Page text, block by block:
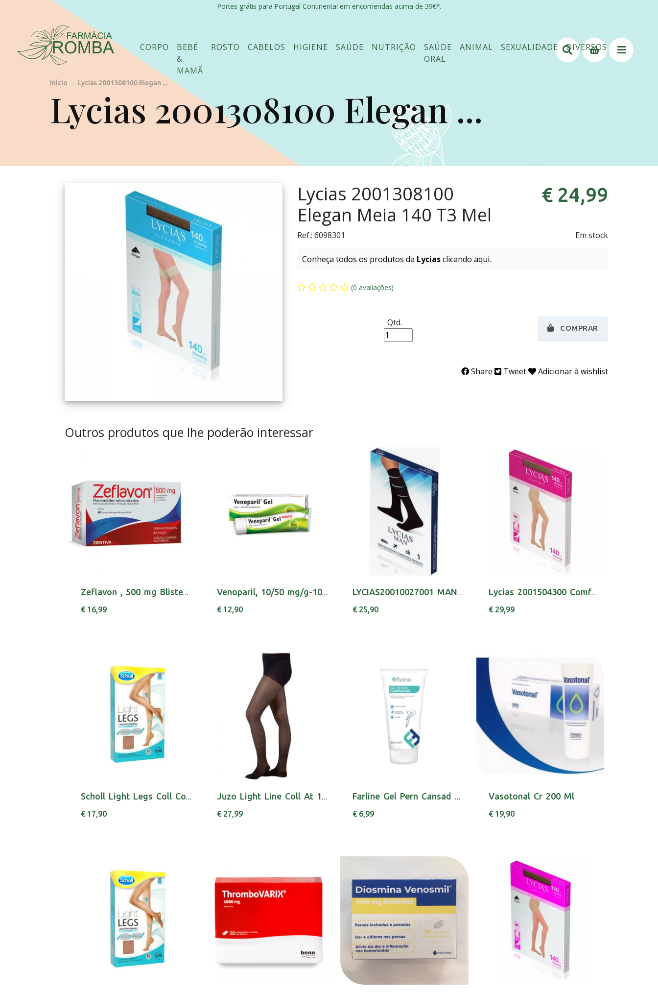
Portes grátis para Portugal Continental em encomendas acima de 39€*.
CORPO
BEBÉ
&
MAMÃ
ROSTO CABELOS HIGIENE SAÚDE NUTRIÇÃO
SAÚDE
ORAL
ANIMAL SEXUALIDADE DIVERSOS
Início / Lycias 2001308100 Elegan ...
Lycias 2001308100 Elegan ...
Lycias 2001308100
Elegan Meia 140 T3 Mel
€ 24,99
Em stock
Ref.: 6098301
Conheça todos os produtos da Lyciasclicando aqui.
(0 avaliações)
Qtd.
COMPRAR
Share Tweet Adicionar à wishlist
Outros produtos que lhe poderão interessar
Zeflavon , 500 mg Blister 60 Unidade(s) Comp ...
€ 16,99
Venoparil, 10/50 mg/g-100g x 1 gel bisnaga
€ 12,90
LYCIAS20010027001 MAN MEIA T2 AZUL
€ 25,90
Lycias 2001504300 Comfort Coll 140 T4 Nude
€ 29,99
Scholl Light Legs Coll Comp 20den S Pele
€ 17,90
Juzo Light Line Coll At 140 5140 V
€ 27,99
Farline Gel Pern Cansad Ef Frio 200ml
€ 6,99
Vasotonal Cr 200 Ml
€ 19,90